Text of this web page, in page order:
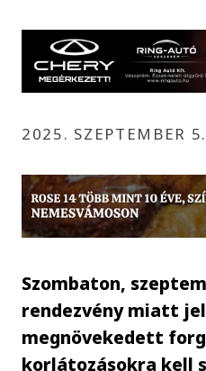
2025. SZEPTEMBER
Szombaton,
rendezvény miatt
megnövekedett
korlátozásokra kell